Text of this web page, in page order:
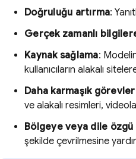
Doğruluğu artırma:
Gerçek zamanlı
Kaynak sağlama:
kullanıcıların alakalı
Daha karmaşık
ve alakalı resimleri,
Bölgeye veya dile özgü
şekilde çevrilmesine